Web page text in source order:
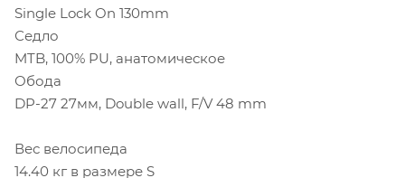
Single Lock On 130mm
Седло
MTB, 100% PU, анатомическое
Обода
DP-27 27мм, Double wall, F/V 48 mm
Вес велосипеда
14.40 кг в размере S